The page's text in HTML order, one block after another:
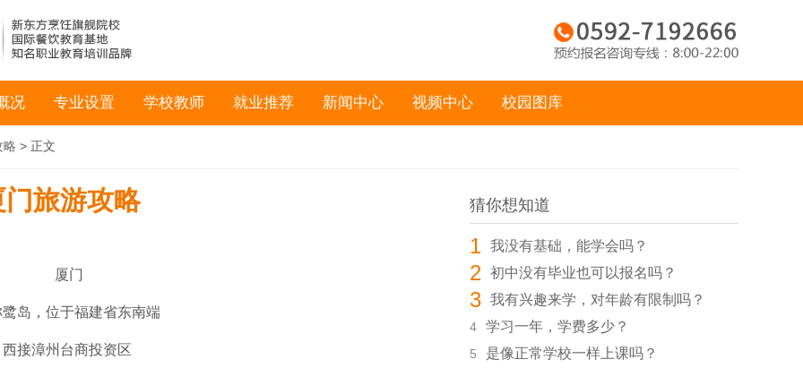
况 专业设置 学校教师 就业推荐 新闻中心 视频中心 校园图库
略 > 正文
旅游攻略
厦门
岛，位于福建省东南端
西接漳州台商投资区
猜你想知道
1 我没有基础，能学会吗？
2 初中没有毕业也可以报名吗？
3 我有兴趣来学，对年龄有限制吗？
4 学习一年，学费多少？
5 是像正常学校一样上课吗？